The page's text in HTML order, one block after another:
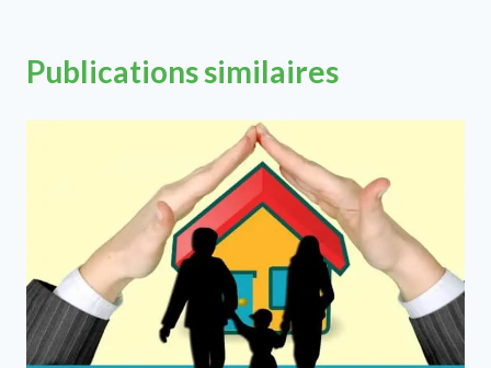
Publications similaires